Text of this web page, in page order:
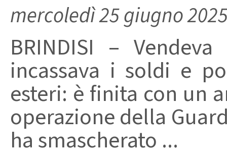
mercoledì 25 giugno
BRINDISI –
incassava i soldi e
esteri: è finita con un
operazione della
ha smascherato ...